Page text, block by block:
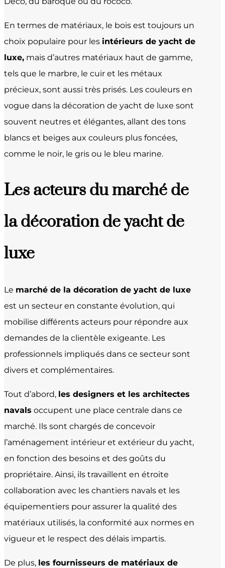
En termes de matériaux, le bois est toujours un
choix populaire pour les intérieurs de yacht de
luxe, mais d’autres matériaux haut de gamme,
tels que le marbre, le cuir et les métaux
précieux, sont aussi très prisés. Les couleurs en
vogue dans la décoration de yacht de luxe sont
souvent neutres et élégantes, allant des tons
blancs et beiges aux couleurs plus foncées,
comme le noir, le gris ou le bleu marine.
Les acteurs du marché de
la décoration de yacht de
luxe
Le marché de la décoration de yacht de luxe
est un secteur en constante évolution, qui
mobilise différents acteurs pour répondre aux
demandes de la clientèle exigeante. Les
professionnels impliqués dans ce secteur sont
divers et complémentaires.
Tout d’abord, les designers et les architectes
navals occupent une place centrale dans ce
marché. Ils sont chargés de concevoir
l’aménagement intérieur et extérieur du yacht,
en fonction des besoins et des goûts du
propriétaire. Ainsi, ils travaillent en étroite
collaboration avec les chantiers navals et les
équipementiers pour assurer la qualité des
matériaux utilisés, la conformité aux normes en
vigueur et le respect des délais impartis.
De plus, les fournisseurs de matériaux de